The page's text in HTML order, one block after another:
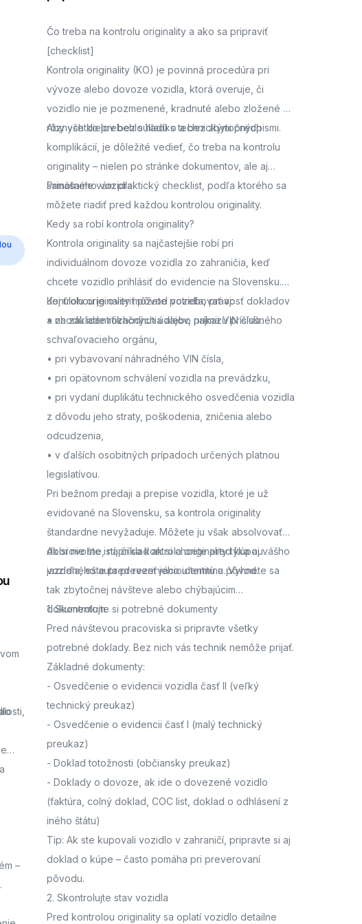
–
Čo treba na kontrolu originality a ako sa pripraviť
[checklist]
Kontrola originality (KO) je povinná procedúra pri
vývoze alebo dovoze vozidla, ktorá overuje, či
vozidlo nie je pozmenené, kradnuté alebo zložené z
rôznych dielov bez súladu s technickými predpismi.
Aby všetko prebehlo hladko a bez zbytočných
komplikácií, je dôležité vedieť, čo treba na kontrolu
originality – nielen po stránke dokumentov, ale aj
samotného vozidla.
Prinášame vám praktický checklist, podľa ktorého sa
môžete riadiť pred každou kontrolou originality.
Kedy sa robí kontrola originality?
Kontrola originality sa najčastejšie robí pri
individuálnom dovoze vozidla zo zahraničia, keď
chcete vozidlo prihlásiť do evidencie na Slovensku.
Jej úlohou je overiť pôvod vozidla, pravosť dokladov
a zhodu identifikačných údajov, najmä VIN čísla.
Kontrolu originality môžete potrebovať aj:
• na základe rozhodnutia alebo príkazu príslušného
schvaľovacieho orgánu,
• pri vybavovaní náhradného VIN čísla,
• pri opätovnom schválení vozidla na prevádzku,
• pri vydaní duplikátu technického osvedčenia vozidla
z dôvodu jeho straty, poškodenia, zničenia alebo
odcudzenia,
• v ďalších osobitných prípadoch určených platnou
legislatívou.
Pri bežnom predaji a prepise vozidla, ktoré je už
evidované na Slovensku, sa kontrola originality
štandardne nevyžaduje. Môžete ju však absolvovať
dobrovoľne, napríklad ak si chcete pred kúpou
jazdeného auta preveriť jeho identitu a pôvod.
Ak si nie ste istí, či sa kontrola originality týka aj vášho
vozidla,ešte pred rezerváciou termínu. Vyhnete sa
tak zbytočnej návšteve alebo chýbajúcim
dokumentom.
1. Skontrolujte si potrebné dokumenty
Pred návštevou pracoviskasi pripravte všetky
potrebné doklady. Bez nich vás technik nemôže prijať.
Základné dokumenty:
-Osvedčenie o evidencii vozidla časť II (veľký
technický preukaz)
-Osvedčenie o evidencii časť I (malý technický
preukaz)
-Doklad totožnosti (občiansky preukaz)
-Doklady o dovoze, ak ide o dovezené vozidlo
(faktúra, colný doklad, COC list, doklad o odhlásení z
iného štátu)
Tip: Ak ste kupovali vozidlo v zahraničí, pripravte si aj
doklad o kúpe – často pomáha pri preverovaní
pôvodu.
2. Skontrolujte stav vozidla
Pred kontrolou originality sa oplatí vozidlo detailne